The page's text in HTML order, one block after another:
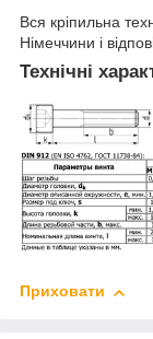
Вся кріпильна
Німеччини і
Технічні
Приховати